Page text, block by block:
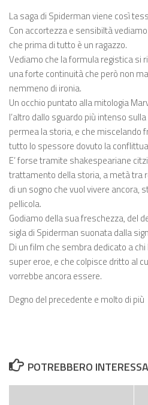
La saga di Spiderman viene così
Con accortezza e sensibiltà
che prima di tutto è un ragazzo.
Vediamo che la formula registica si
una forte continuità che però non
nemmeno di ironia.
Un occhio puntato alla mitologia
l’altro dallo sguardo più intenso
permea la storia, e che miscelando
tutto lo spessore dovuto la
E’ forse tramite shakespeariane
trattamento della storia, a metà tra
di un sogno che vuol vivere ancora,
pellicola.
Godiamo della sua freschezza, del
sigla di Spiderman suonata dalla
Di un film che sembra dedicato a
super eroe, e che colpisce dritto al
vorrebbe ancora essere.
Degno del precedente e molto di più
POTREBBERO